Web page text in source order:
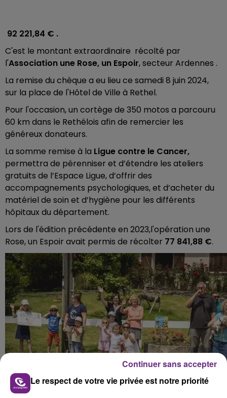
92 221,84 € .
C'est le montant extraordinaire récolté par
l'Association une Rose, un Espoir, secteur Ardennes .
La remise du chèque a eu lieu ce samedi 8 juin 2024,
sur la place de l'Hôtel de Ville à Rethel.
Pour l'occasion, un cortège de 350 motos a parcouru
60 km dans le Rethélois afin de remercier les
généreux donateurs.
La somme remise à la Ligue contre le Cancer,
permettra de pérenniser et d’étendre les ateliers
gratuits de l’Espace Ligue, d’offrir des
accompagnements psychologiques, et d’acheter du
matériel de soin et d’hygiène pour les différents
hôpitaux du département.
Lors de l'édition précédente en 2023,l'opération une
Rose, un Espoir avait permis de récolter 77 841,88 €.
Le respect de votre vie privée est notre priorité
Continuer sans accepter